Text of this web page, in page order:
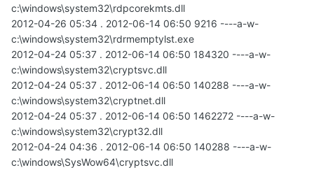
c:\windows\system32\rdpcorekmts.dll
2012-04-26 05:34 . 2012-06-14 06:50 9216 ----a-w-
c:\windows\system32\rdrmemptylst.exe
2012-04-24 05:37 . 2012-06-14 06:50 184320 ----a-w-
c:\windows\system32\cryptsvc.dll
2012-04-24 05:37 . 2012-06-14 06:50 140288 ----a-w-
c:\windows\system32\cryptnet.dll
2012-04-24 05:37 . 2012-06-14 06:50 1462272 ----a-w-
c:\windows\system32\crypt32.dll
2012-04-24 04:36 . 2012-06-14 06:50 140288 ----a-w-
c:\windows\SysWow64\cryptsvc.dll